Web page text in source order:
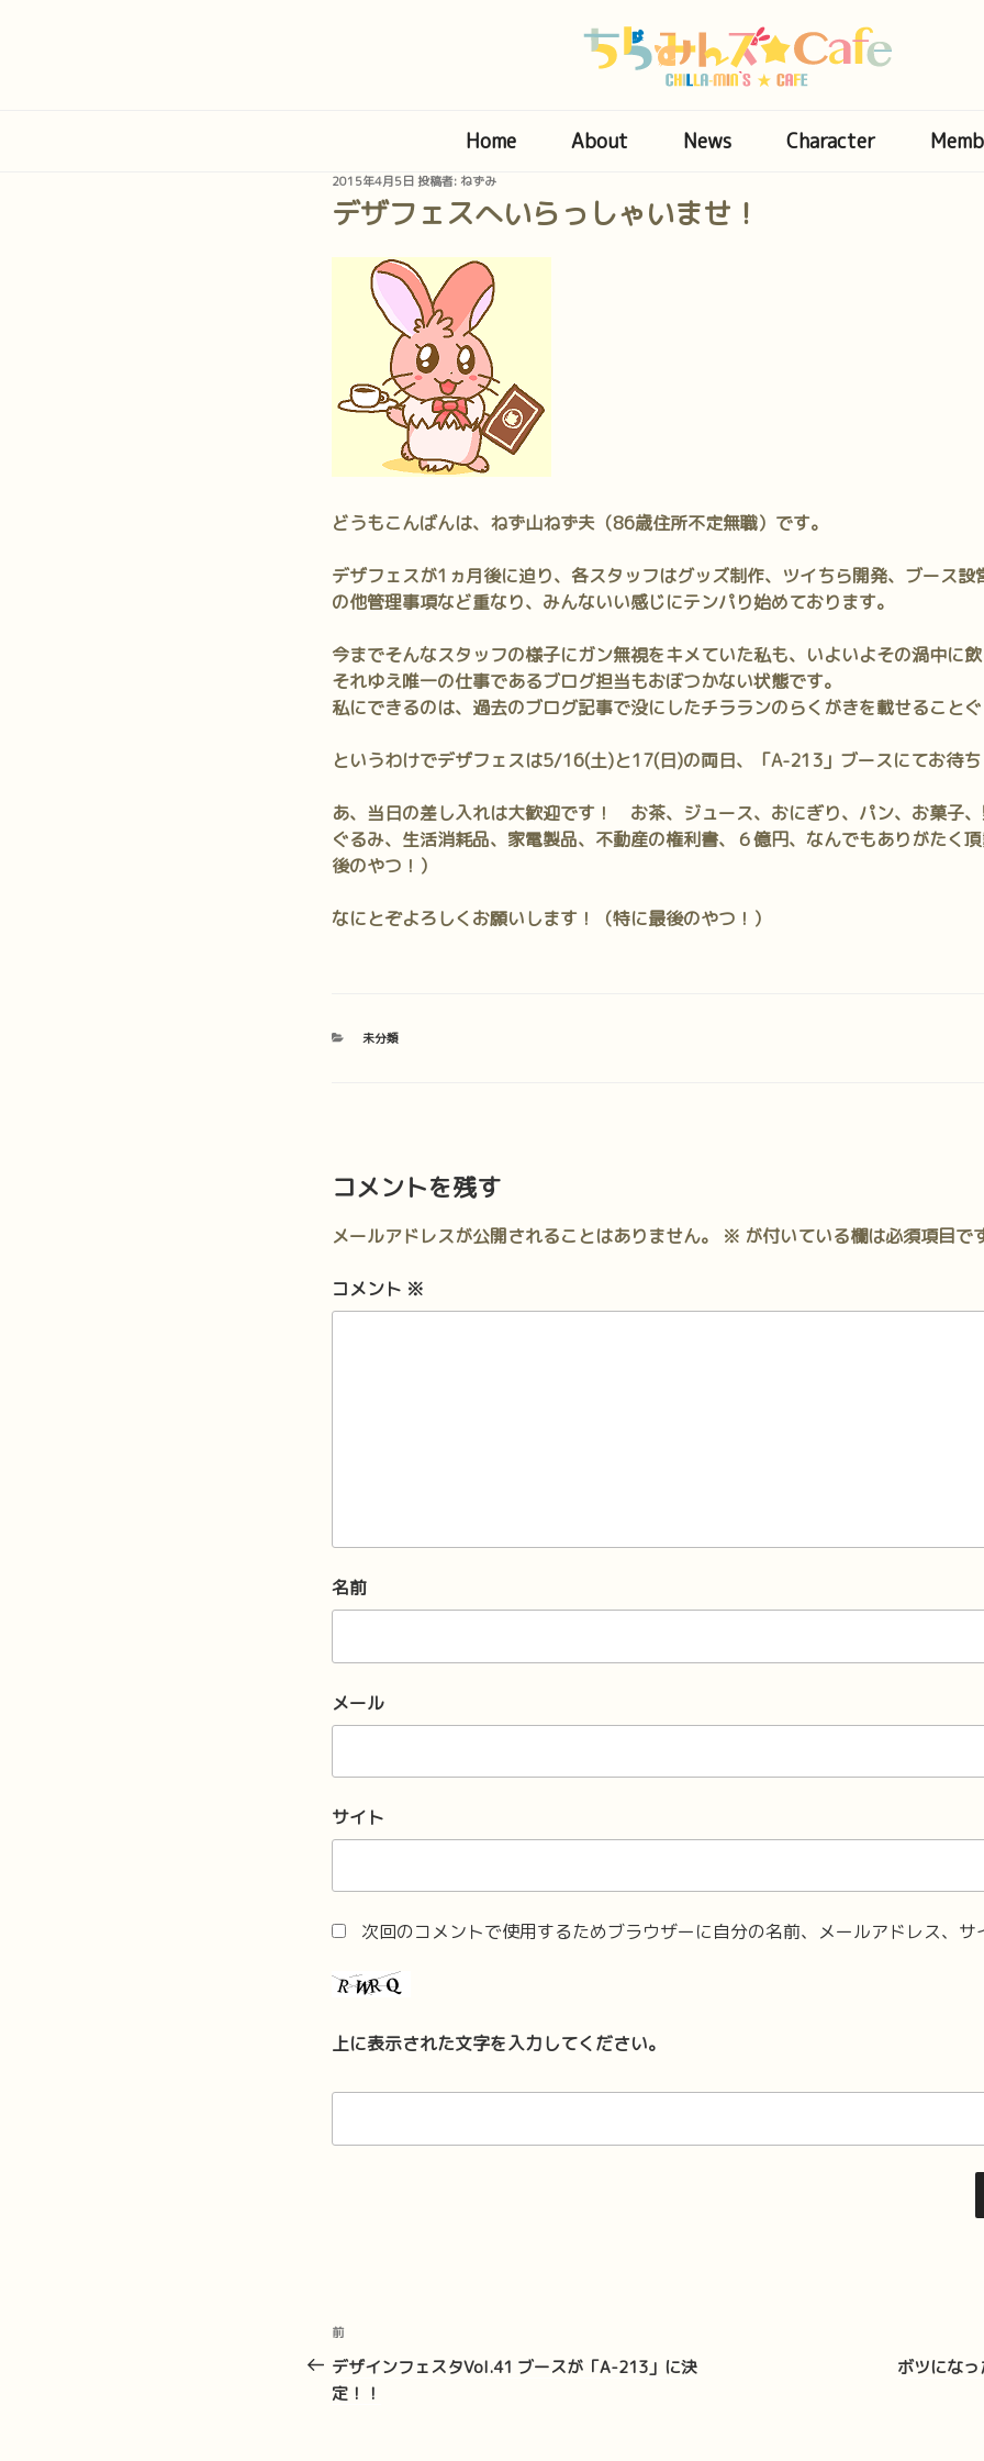
Home About News Character
投
日:
2015年4月5日投稿者: ねずみ
デザフェスへいらっしゃいませ！
どうもこんばんは、ねず山ねず夫（86歳住所不定無職）です。
デザフェスが1ヵ月後に迫り、各スタッフはグッズ制作、ツイちら開発、ブース設
の他管理事項など重なり、みんないい感じにテンパり始めております。
今までそんなスタッフの様子にガン無視をキメていた私も、いよいよその渦中に
それゆえ唯一の仕事であるブログ担当もおぼつかない状態です。
私にできるのは、過去のブログ記事で没にしたチラランのらくがきを載せること
というわけでデザフェスは5/16(土)と17(日)の両日、「A-213」ブースにてお待
あ、当日の差し入れは大歓迎です！ お茶、ジュース、おにぎり、パン、お菓子
ぐるみ、生活消耗品、家電製品、不動産の権利書、６億円、なんでもありがたく
後のやつ！）
なにとぞよろしくお願いします！（特に最後のやつ！）
カ
未分類
コメントを残す
メールアドレスが公開されることはありません。 ※ が付いている欄は必須項目で
コメント ※
名前
メール
サイト
次回のコメントで使用するためブラウザーに自分の名前、メールアドレス、サ
上に表示された文字を入力してください。
投
稿
ナ
前
の
投
前
デザインフェスタVol.41 ブースが「A-213」に決
定！！
ボツにな